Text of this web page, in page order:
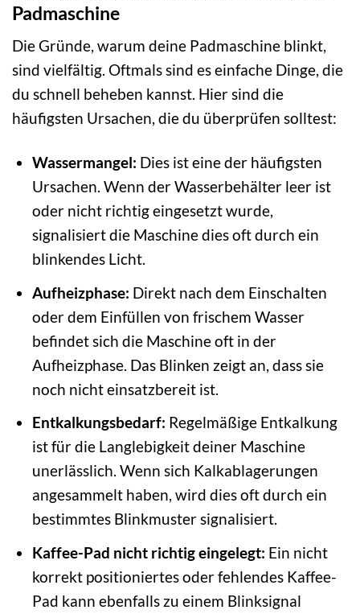
Padmaschine
Die Gründe, warum deine Padmaschine blinkt,
sind vielfältig. Oftmals sind es einfache Dinge, die
du schnell beheben kannst. Hier sind die
häufigsten Ursachen, die du überprüfen solltest:
Wassermangel: Dies ist eine der häufigsten
Ursachen. Wenn der Wasserbehälter leer ist
oder nicht richtig eingesetzt wurde,
signalisiert die Maschine dies oft durch ein
blinkendes Licht.
Aufheizphase: Direkt nach dem Einschalten
oder dem Einfüllen von frischem Wasser
befindet sich die Maschine oft in der
Aufheizphase. Das Blinken zeigt an, dass sie
noch nicht einsatzbereit ist.
Entkalkungsbedarf: Regelmäßige Entkalkung
ist für die Langlebigkeit deiner Maschine
unerlässlich. Wenn sich Kalkablagerungen
angesammelt haben, wird dies oft durch ein
bestimmtes Blinkmuster signalisiert.
Kaffee-Pad nicht richtig eingelegt: Ein nicht
korrekt positioniertes oder fehlendes Kaffee-
Pad kann ebenfalls zu einem Blinksignal